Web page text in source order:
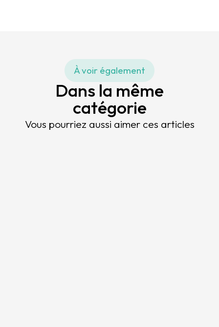
À voir également
Dans la même
catégorie
Vous pourriez aussi aimer ces articles